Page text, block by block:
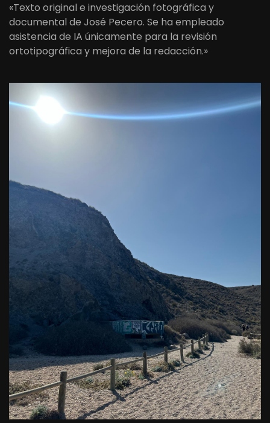
«Texto original e investigación fotográfica y
documental de José Pecero. Se ha empleado
asistencia de IA únicamente para la revisión
ortotipográfica y mejora de la redacción.»